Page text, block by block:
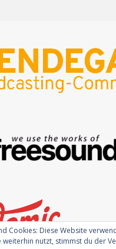
Cookies: Diese Website
weiterhin nutzt, stimmst du der